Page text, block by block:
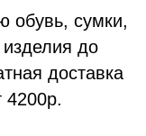
обувь, сумки,
изделия до
доставка